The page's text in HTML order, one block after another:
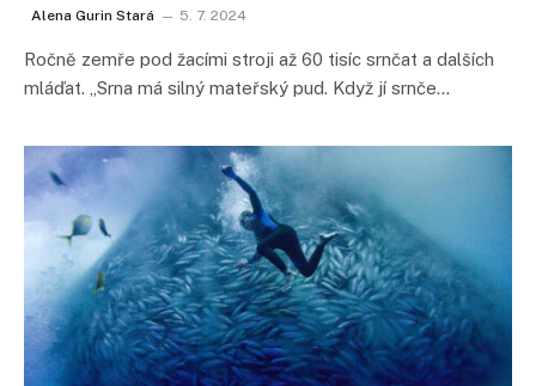
Alena Gurin Stará 5. 7. 2024
Ročně zemře pod žacími stroji až 60 tisíc srnčat a dalších
mláďat. „Srna má silný mateřský pud. Když jí srnče…